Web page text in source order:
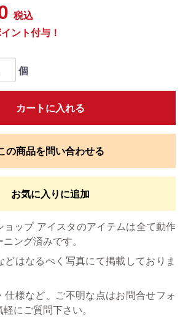
税込
ント付与！
個
カートに入れる
の商品を問い合わせる
お気に入りに追加
ョップ アイスタのアイテムは全て動作
ング済みです。
どはなるべく写真にて掲載しておりま
仕様など、ご不明な点はお問合せフォ
にご質問下さい。